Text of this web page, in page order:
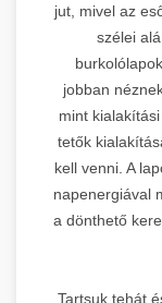
jut, mivel az
szélei
jobban
mint
tetők
kell venni. A
napenergiával
a dönthető
Tartsuk tehát